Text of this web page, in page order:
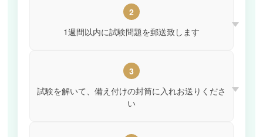
2
1週間以内に試験問題を郵送致します
3
試験を解いて、備え付けの封筒に入れお送りくださ
い